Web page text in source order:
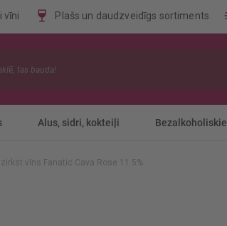
vīni Plašs un daudzveidīgs sortiments
Alus, sidri, kokteiļi Bezalkoholiskie
Fanatic Cava Rose 11.5%